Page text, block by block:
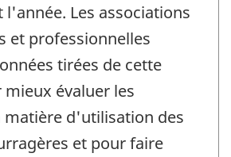
l'année. Les associations
et professionnelles
tirées de cette
évaluer les
matière d'utilisation des
et pour faire